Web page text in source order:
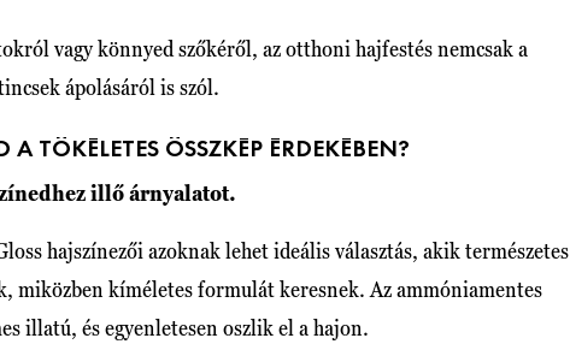
vagy könnyed szőkéről, az otthoni hajfestés nemcsak a
ápolásáról is szól.
A TÖKÉLETES ÖSSZKÉP ÉRDEKÉBEN?
illő árnyalatot.
hajszínezői azoknak lehet ideális választás, akik természetes
miközben kíméletes formulát keresnek. Az ammóniamentes
illatú, és egyenletesen oszlik el a hajon.